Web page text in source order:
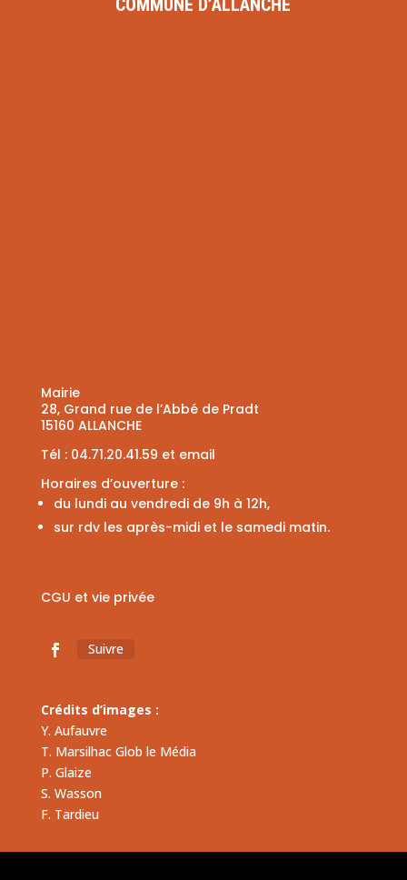
COMMUNE D’ALLANCHE
Mairie
28, Grand rue de l’Abbé de Pradt
15160 ALLANCHE
Tél : 04.71.20.41.59 et email
Horaires d’ouverture :
du lundi au vendredi de 9h à 12h,
sur rdv les après-midi et le samedi matin.
CGU et vie privée
Suivre
Crédits d’images :
Y. Aufauvre
T. Marsilhac Glob le Média
P. Glaize
S. Wasson
F. Tardieu